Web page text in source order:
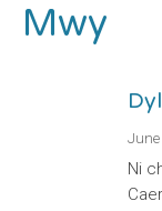
Mwy
June
Ni